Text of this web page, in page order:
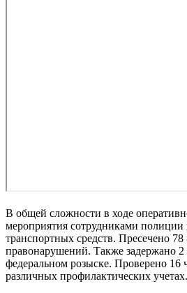
В общей сложности в ходе
мероприятия сотрудниками полиции
транспортных средств. Пресечено
правонарушений. Также задержано
федеральном розыске. Проверено 16
различных профилактических учетах.